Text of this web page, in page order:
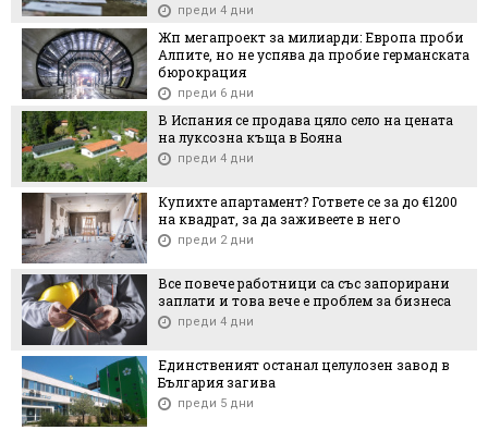
преди 4 дни
Жп мегапроект за милиарди: Европа проби
Алпите, но не успява да пробие германската
бюрокрация
преди 6 дни
В Испания се продава цяло село на цената
на луксозна къща в Бояна
преди 4 дни
Купихте апартамент? Гответе се за до €1200
на квадрат, за да заживеете в него
преди 2 дни
Все повече работници са със запорирани
заплати и това вече е проблем за бизнеса
преди 4 дни
Единственият останал целулозен завод в
България загива
преди 5 дни